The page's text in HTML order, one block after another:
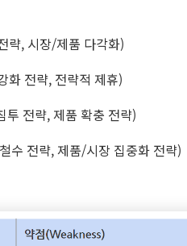
략, 시장/제품 다각화)
화 전략, 전략적 제휴)
투 전략, 제품 확충 전략)
수 전략, 제품/시장 집중화 전략)